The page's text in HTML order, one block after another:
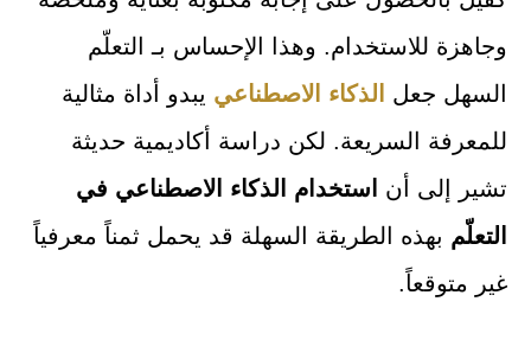
وجاهزة للاستخدام. وهذا الإحساس بـ التعلّم
السهل جعل
الذكاء الاصطناعي يبدو أداة مثالية
للمعرفة السريعة. لكن دراسة أكاديمية حديثة
تشير إلى أن
استخدام الذكاء الاصطناعي في
التعلّم بهذه الطريقة السهلة قد يحمل ثمناً معرفياً
غير متوقعاً.